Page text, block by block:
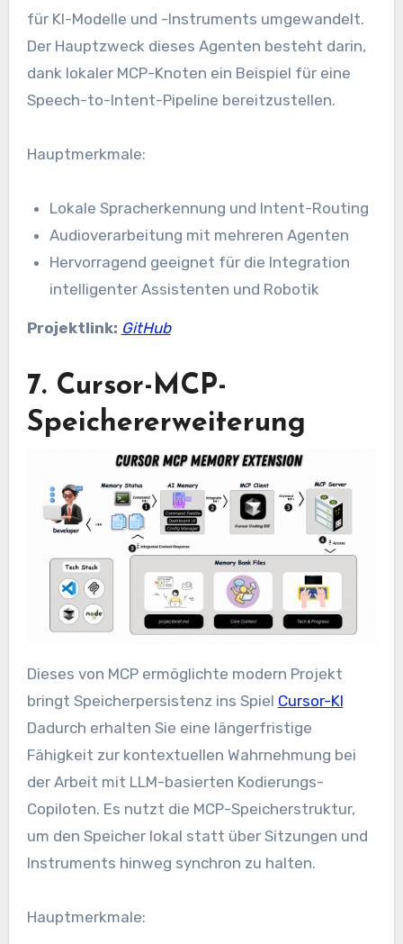
für KI-Modelle und -Instruments umgewandelt.
Der Hauptzweck dieses Agenten besteht darin,
dank lokaler MCP-Knoten ein Beispiel für eine
Speech-to-Intent-Pipeline bereitzustellen.
Hauptmerkmale:
Lokale Spracherkennung und Intent-Routing
Audioverarbeitung mit mehreren Agenten
Hervorragend geeignet für die Integration
intelligenter Assistenten und Robotik
Projektlink: GitHub
7. Cursor-MCP-
Speichererweiterung
Dieses von MCP ermöglichte modern Projekt
bringt Speicherpersistenz ins Spiel Cursor-KI
Dadurch erhalten Sie eine längerfristige
Fähigkeit zur kontextuellen Wahrnehmung bei
der Arbeit mit LLM-basierten Kodierungs-
Copiloten. Es nutzt die MCP-Speicherstruktur,
um den Speicher lokal statt über Sitzungen und
Instruments hinweg synchron zu halten.
Hauptmerkmale: